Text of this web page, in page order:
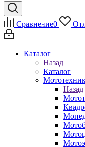
Сравнение0
Каталог
Назад
Каталог
Назад